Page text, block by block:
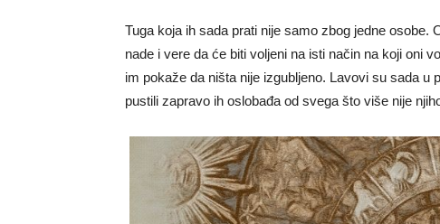
Tuga koja ih sada prati nije samo zbog jedne osobe.
nade i vere da će biti voljeni na isti način na koji oni
im pokaže da ništa nije izgubljeno. Lavovi su sada
pustili zapravo ih oslobađa od svega što više nije